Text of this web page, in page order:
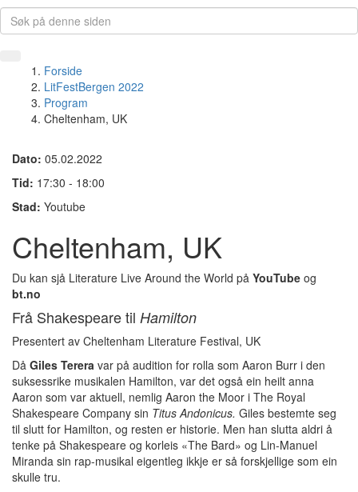
Forside
LitFestBergen 2022
Program
Cheltenham, UK
Dato: 05.02.2022
Tid: 17:30 - 18:00
Stad: Youtube
Cheltenham, UK
Du kan sjå Literature Live Around the World på YouTube og
bt.no
Frå Shakespeare til Hamilton
Presentert av Cheltenham Literature Festival, UK
Då Giles Terera var på audition for rolla som Aaron Burr i den
suksessrike musikalen Hamilton, var det også ein heilt anna
Aaron som var aktuell, nemlig Aaron the Moor i The Royal
Shakespeare Company sin Titus Andonicus. Giles bestemte seg
til slutt for Hamilton, og resten er historie. Men han slutta aldri å
tenke på Shakespeare og korleis «The Bard» og Lin-Manuel
Miranda sin rap-musikal eigentleg ikkje er så forskjellige som ein
skulle tru.